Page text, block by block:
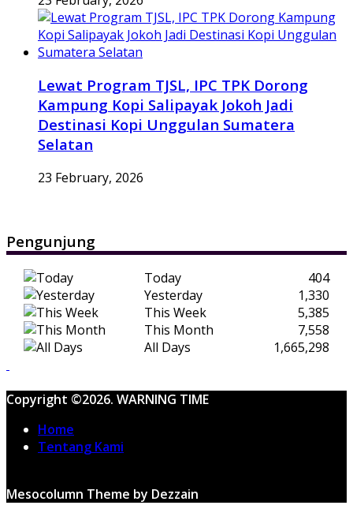
Lewat Program TJSL, IPC TPK Dorong
Kampung Kopi Salipayak Jokoh Jadi
Destinasi Kopi Unggulan Sumatera
Selatan
23 February, 2026
Pengunjung
Today
404
Yesterday
1,330
This Week
5,385
This Month
7,558
All Days
1,665,298
Copyright ©2026. WARNING TIME
Home
Tentang Kami
Mesocolumn Theme by Dezzain